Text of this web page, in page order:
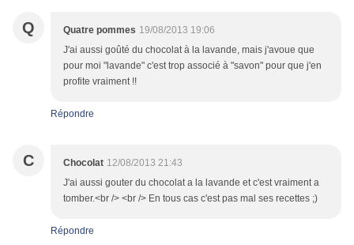
Q Quatre pommes 19/08/2013 19:06
J'ai aussi goûté du chocolat à la lavande, mais j'avoue que
pour moi "lavande" c'est trop associé à "savon" pour que j'en
profite vraiment !!
Répondre
C Chocolat 12/08/2013 21:43
J'ai aussi gouter du chocolat a la lavande et c'est vraiment a
tomber.<br /> <br /> En tous cas c'est pas mal ses recettes ;)
Répondre